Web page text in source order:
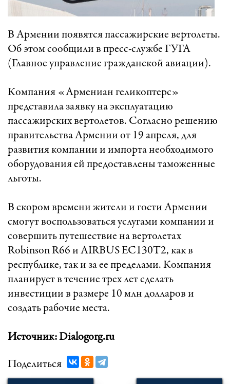
В Армении появятся пассажирские вертолеты.
Об этом сообщили в пресс-службе ГУГА
(Главное управление гражданской авиации).
Компания «Армениан геликоптерс»
представила заявку на эксплуатацию
пассажирских вертолетов. Согласно решению
правительства Армении от 19 апреля, для
развития компании и импорта необходимого
оборудования ей предоставлены таможенные
льготы.
В скором времени жители и гости Армении
смогут воспользоваться услугами компании и
совершить путешествие на вертолетах
Robinson R66 и AIRBUS EC130T2, как в
республике, так и за ее пределами. Компания
планирует в течение трех лет сделать
инвестиции в размере 10 млн долларов и
создать рабочие места.
Источник: Dialogorg.ru
Поделиться